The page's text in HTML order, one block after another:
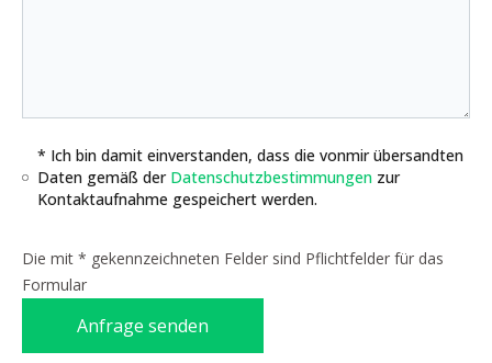
* Ich bin damit einverstanden, dass die vonmir übersandten
Daten gemäß der Datenschutzbestimmungen zur
Kontaktaufnahme gespeichert werden.
Die mit * gekennzeichneten Felder sind Pflichtfelder für das
Formular
Anfrage senden